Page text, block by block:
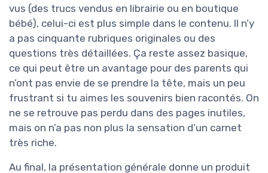
vus (des trucs vendus en librairie ou en boutique
bébé), celui-ci est plus simple dans le contenu. Il n’y
a pas cinquante rubriques originales ou des
questions très détaillées. Ça reste assez basique,
ce qui peut être un avantage pour des parents qui
n’ont pas envie de se prendre la tête, mais un peu
frustrant si tu aimes les souvenirs bien racontés. On
ne se retrouve pas perdu dans des pages inutiles,
mais on n’a pas non plus la sensation d’un carnet
très riche.
Au final, la présentation générale donne un produit